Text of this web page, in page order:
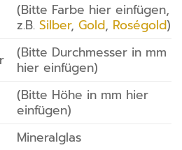
(Bitte Farbe hier einfügen,
z.B. Silber, Gold, Roségold)
(Bitte Durchmesser in mm
hier einfügen)
(Bitte Höhe in mm hier
einfügen)
Mineralglas